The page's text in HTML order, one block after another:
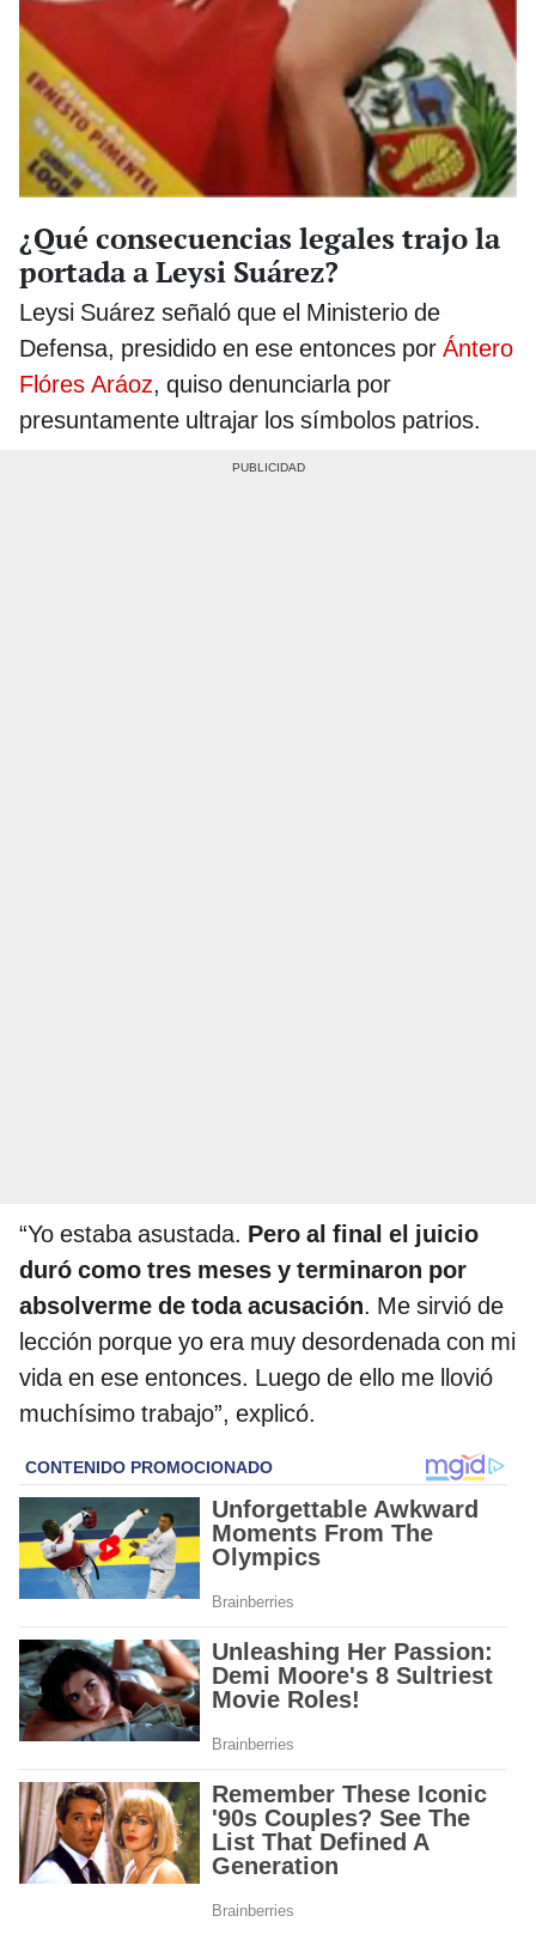
¿Qué consecuencias legales trajo la
portada a Leysi Suárez?
Leysi Suárez señaló que el Ministerio de
Defensa, presidido en ese entonces por Ántero
Flóres Aráoz, quiso denunciarla por
presuntamente ultrajar los símbolos patrios.
“Yo estaba asustada. Pero al final el juicio
duró como tres meses y terminaron por
absolverme de toda acusación. Me sirvió de
lección porque yo era muy desordenada con mi
vida en ese entonces. Luego de ello me llovió
muchísimo trabajo”, explicó.